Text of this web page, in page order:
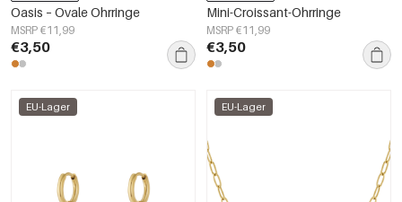
Oasis – Ovale Ohrringe
MSRP €11,99
€3,50
Mini-Croissant-Ohrringe
MSRP €11,99
€3,50
EU-Lager EU-Lager